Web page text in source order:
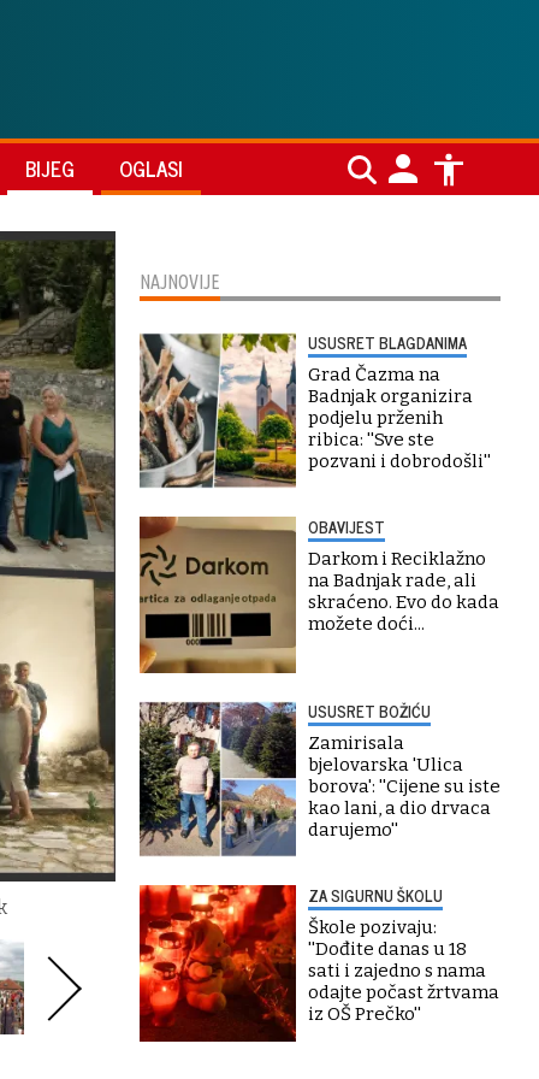
BIJEG OGLASI
NAJNOVIJE
USUSRET BLAGDANIMA
Grad Čazma na
Badnjak organizira
podjelu prženih
ribica: ''Sve ste
pozvani i dobrodošli''
OBAVIJEST
Darkom i Reciklažno
na Badnjak rade, ali
skraćeno. Evo do kada
možete doći...
USUSRET BOŽIĆU
Zamirisala
bjelovarska 'Ulica
borova': ''Cijene su iste
kao lani, a dio drvaca
darujemo''
ZA SIGURNU ŠKOLU
Škole pozivaju:
''Dođite danas u 18
sati i zajedno s nama
odajte počast žrtvama
iz OŠ Prečko''